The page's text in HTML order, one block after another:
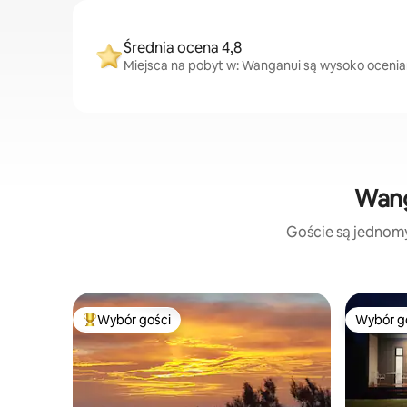
Średnia ocena 4,8
Miejsca na pobyt w: Wanganui są wysoko
Goście są
Najpopularniejsze z kategorii Wybór gości
Wybór gości Wybór
Wybór